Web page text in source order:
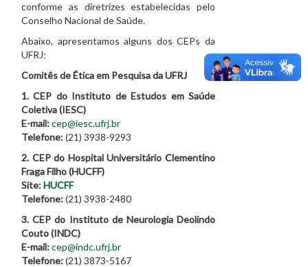
conforme as diretrizes estabelecidas pelo
Conselho Nacional de Saúde.
Abaixo, apresentamos alguns dos CEPs da
UFRJ:
Comitês de Ética em Pesquisa da UFRJ
1. CEP do Instituto de Estudos em Saúde
Coletiva (IESC)
E-mail:cep@iesc.ufrj.br
Telefone:(21) 3938-9293
2. CEP do Hospital Universitário Clementino
Fraga Filho (HUCFF)
Site:HUCFF
Telefone:(21) 3938-2480
3. CEP do Instituto de Neurologia Deolindo
Couto (INDC)
E-mail:cep@indc.ufrj.br
Telefone:(21) 3873-5167